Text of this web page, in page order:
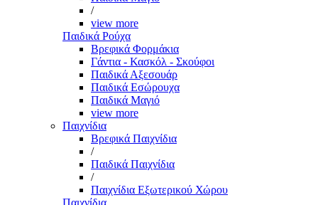
/
view more
Παιδικά Ρούχα
Βρεφικά Φορμάκια
Γάντια - Κασκόλ - Σκούφοι
Παιδικά Αξεσουάρ
Παιδικά Εσώρουχα
Παιδικά Μαγιό
view more
Παιχνίδια
Βρεφικά Παιχνίδια
/
Παιδικά Παιχνίδια
/
Παιχνίδια Εξωτερικού Χώρου
Παιχνίδια